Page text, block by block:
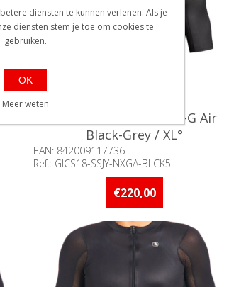
Giordana trui k.m. NX-G Air
Black-Grey / XL°
EAN: 842009117736
Ref.: GICS18-SSJY-NXGA-BLCK5
Beschikbaarheid:: 5 stuks of meer op
€220,00
diensten te kunnen verlenen. Als je
diensten stem je toe om cookies te
gebruiken.
OK
Meer weten